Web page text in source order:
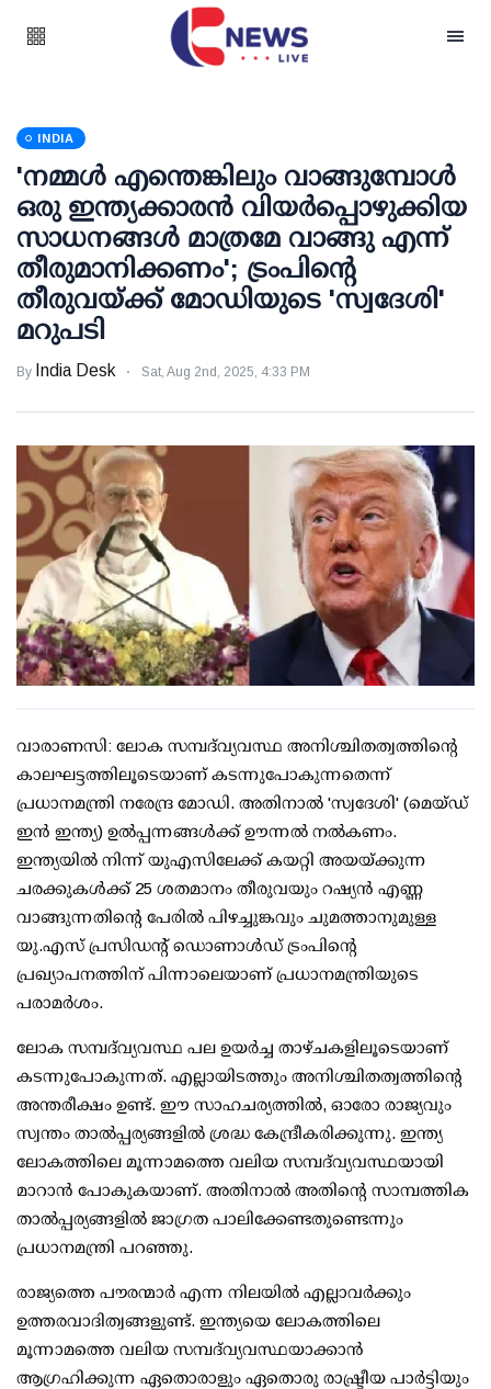
INDIA
'നമ്മള്‍ എന്തെങ്കിലും വാങ്ങുമ്പോള്‍
ഒരു ഇന്ത്യക്കാരന്‍ വിയര്‍പ്പൊഴുക്കിയ
സാധനങ്ങള്‍ മാത്രമേ വാങ്ങു എന്ന്
തീരുമാനിക്കണം'; ട്രംപിന്റെ
തീരുവയ്ക്ക് മോഡിയുടെ 'സ്വദേശി'
മറുപടി
By India Desk Sat, Aug 2nd, 2025, 4:33 PM
വാരാണസി: ലോക സമ്പദ്‌വ്യവസ്ഥ അനിശ്ചിതത്വത്തിന്റെ
കാലഘട്ടത്തിലൂടെയാണ് കടന്നുപോകുന്നതെന്ന്
പ്രധാനമന്ത്രി നരേന്ദ്ര മോഡി. അതിനാല്‍ 'സ്വദേശി' (മെയ്ഡ്
ഇന്‍ ഇന്ത്യ) ഉല്‍പ്പന്നങ്ങള്‍ക്ക് ഊന്നല്‍ നല്‍കണം.
ഇന്ത്യയില്‍ നിന്ന് യുഎസിലേക്ക് കയറ്റി അയയ്ക്കുന്ന
ചരക്കുകള്‍ക്ക് 25 ശതമാനം തീരുവയും റഷ്യന്‍ എണ്ണ
വാങ്ങുന്നതിന്റെ പേരില്‍ പിഴച്ചുങ്കവും ചുമത്താനുമുള്ള
യു.എസ് പ്രസിഡന്റ് ഡൊണാള്‍ഡ് ട്രംപിന്റെ
പ്രഖ്യാപനത്തിന് പിന്നാലെയാണ് പ്രധാനമന്ത്രിയുടെ
പരാമര്‍ശം.
ലോക സമ്പദ്‌വ്യവസ്ഥ പല ഉയര്‍ച്ച താഴ്ചകളിലൂടെയാണ്
കടന്നുപോകുന്നത്. എല്ലായിടത്തും അനിശ്ചിതത്വത്തിന്റെ
അന്തരീക്ഷം ഉണ്ട്. ഈ സാഹചര്യത്തില്‍, ഓരോ രാജ്യവും
സ്വന്തം താല്‍പ്പര്യങ്ങളില്‍ ശ്രദ്ധ കേന്ദ്രീകരിക്കുന്നു. ഇന്ത്യ
ലോകത്തിലെ മൂന്നാമത്തെ വലിയ സമ്പദ്‌വ്യവസ്ഥയായി
മാറാന്‍ പോകുകയാണ്. അതിനാല്‍ അതിന്റെ സാമ്പത്തിക
താല്‍പ്പര്യങ്ങളില്‍ ജാഗ്രത പാലിക്കേണ്ടതുണ്ടെന്നും
പ്രധാനമന്ത്രി പറഞ്ഞു.
രാജ്യത്തെ പൗരന്മാര്‍ എന്ന നിലയില്‍ എല്ലാവര്‍ക്കും
ഉത്തരവാദിത്വങ്ങളുണ്ട്. ഇന്ത്യയെ ലോകത്തിലെ
മൂന്നാമത്തെ വലിയ സമ്പദ്‌വ്യവസ്ഥയാക്കാന്‍
ആഗ്രഹിക്കുന്ന ഏതൊരാളും ഏതൊരു രാഷ്ട്രീയ പാര്‍ട്ടിയും